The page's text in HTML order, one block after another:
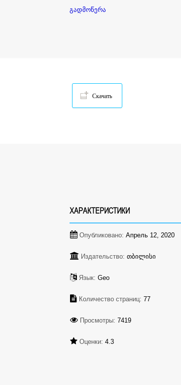
გადმოწერა
Скачать
ХАРАКТЕРИСТИКИ
Опубликовано: Апрель 12, 2020
Издательство: თბილისი
Язык: Geo
Количество страниц: 77
Просмотры: 7419
Оценки: 4.3